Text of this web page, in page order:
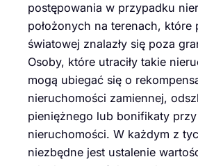
postępowania w przypadku
położonych na terenach, które
światowej znalazły się poza
Osoby, które utraciły takie
mogą ubiegać się o
nieruchomości zamiennej,
pieniężnego lub bonifikaty
nieruchomości. W każdym z
niezbędne jest ustalenie